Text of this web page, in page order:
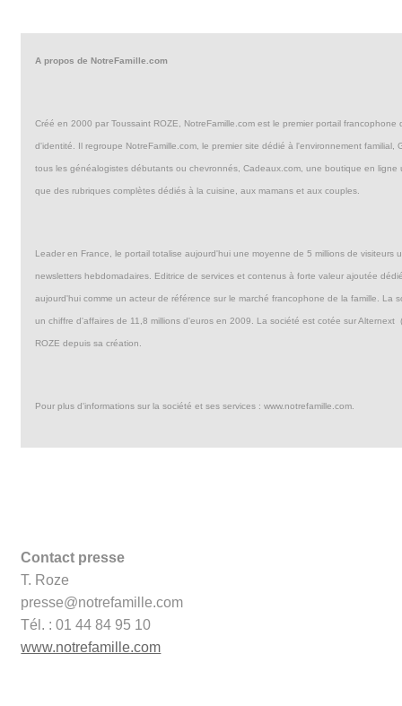
A propos de NotreFamille.com
Créé en 2000 par Toussaint ROZE, NotreFamille.com est le premier portail
d'identité. Il regroupe NotreFamille.com, le premier site dédié à l'environnement
tous les généalogistes débutants ou chevronnés, Cadeaux.com, une boutique en
que des rubriques complètes dédiés à la cuisine, aux mamans et aux couples.
Leader en France, le portail totalise aujourd'hui une moyenne de 5 millions de
newsletters hebdomadaires. Editrice de services et contenus à forte valeur ajoutée
aujourd'hui comme un acteur de référence sur le marché francophone de la famille. La
un chiffre d'affaires de 11,8 millions d'euros en 2009. La société est cotée sur Alternext
ROZE depuis sa création.
Pour plus d'informations sur la société et ses services : www.notrefamille.com.
Contact presse
T. Roze
presse@notrefamille.com
Tél. : 01 44 84 95 10
www.notrefamille.com